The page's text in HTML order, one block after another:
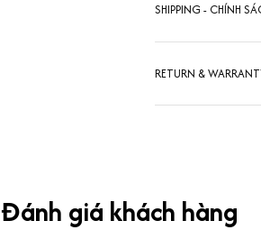
SHIPPING - CHÍNH
RETURN &
Đánh giá khách hàng